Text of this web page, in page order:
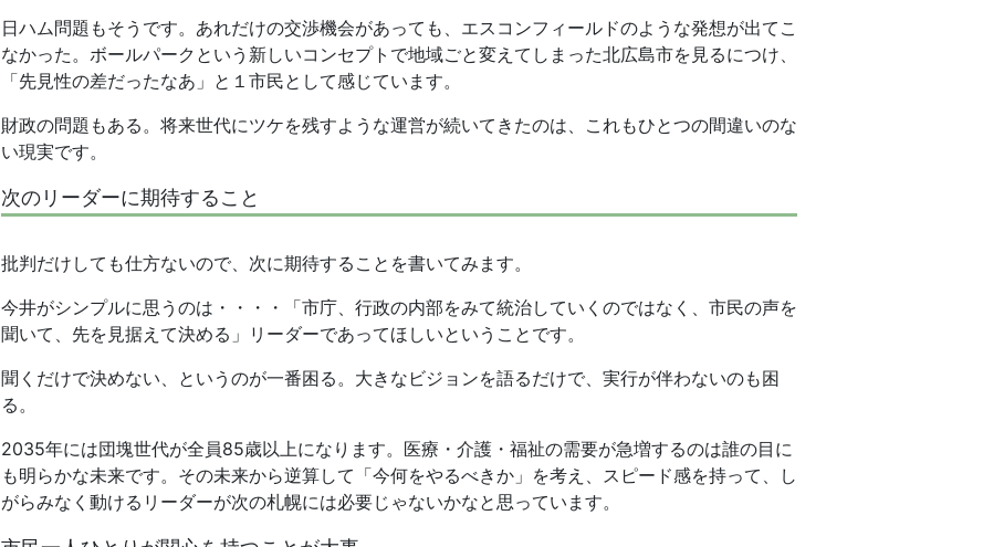
日ハム問題もそうです。あれだけの交渉機会があっても、エスコンフィールドのような発想が出てこ
なかった。ボールパークという新しいコンセプトで地域ごと変えてしまった北広島市を見るにつけ、
「先見性の差だったなあ」と１市民として感じています。
財政の問題もある。将来世代にツケを残すような運営が続いてきたのは、これもひとつの間違いのな
い現実です。
次のリーダーに期待すること
批判だけしても仕方ないので、次に期待することを書いてみます。
今井がシンプルに思うのは・・・・「市庁、行政の内部をみて統治していくのではなく、市民の声を
聞いて、先を見据えて決める」リーダーであってほしいということです。
聞くだけで決めない、というのが一番困る。大きなビジョンを語るだけで、実行が伴わないのも困
る。
2035年には団塊世代が全員85歳以上になります。医療・介護・福祉の需要が急増するのは誰の目に
も明らかな未来です。その未来から逆算して「今何をやるべきか」を考え、スピード感を持って、し
がらみなく動けるリーダーが次の札幌には必要じゃないかなと思っています。